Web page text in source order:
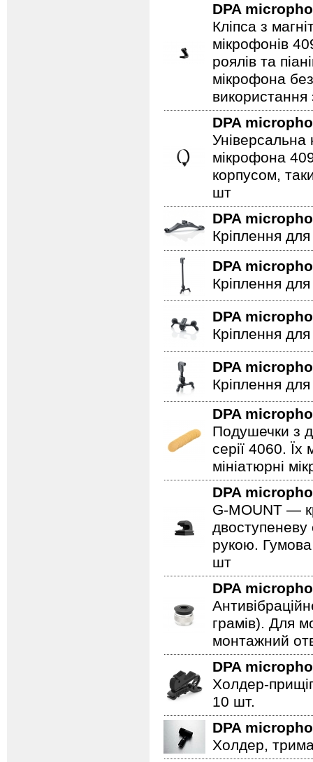
DPA
Кліпса з
мікрофонів
роялів та
мікрофона
DPA
Універсальна
мікрофона
корпусом,
шт
DPA
Кріплення
DPA
Кріплення
DPA
Кріплення
DPA
Кріплення
DPA
Подушечки з
серії 4060.
мініатюрні
DPA
G-MOUNT —
двоступеневу
рукою. Гумова
шт
DPA
грамів). Для
монтажний
DPA
Холдер-
10 шт.
DPA
Холдер,